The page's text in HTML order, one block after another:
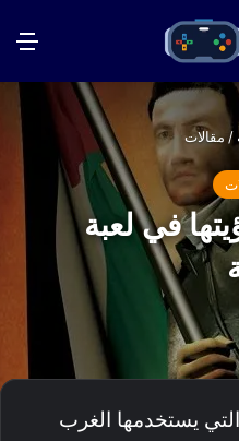
/ مقالات
في لعبة
التي يستخدمها الغرب